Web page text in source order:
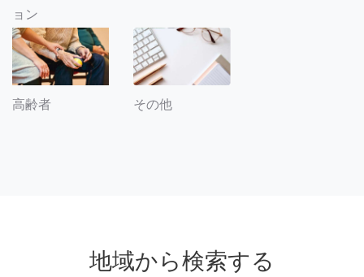
ョン
高齢者 その他
地域から検索する